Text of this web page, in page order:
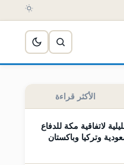
الأكثر قراءة
لاتفاقية مكة للدفاع
وتركيا وباكستان